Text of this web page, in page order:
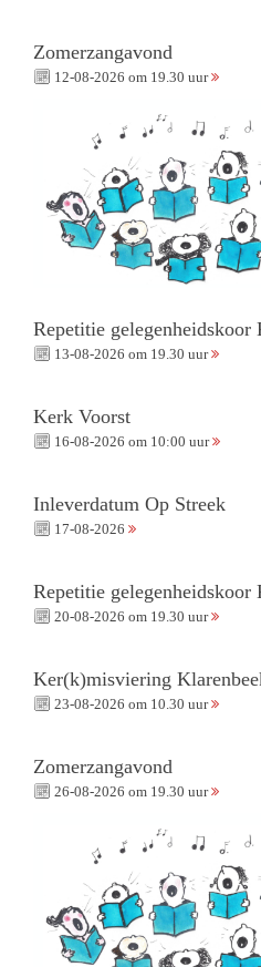
Zomerzangavond
12-08-2026 om 19.30 uur
Repetitie
13-08-2026 om 19.30 uur
Kerk Voorst
16-08-2026 om 10:00 uur
Inleverdatum Op Streek
17-08-2026
Repetitie
20-08-2026 om 19.30 uur
Ker(k)misviering
23-08-2026 om 10.30 uur
Zomerzangavond
26-08-2026 om 19.30 uur